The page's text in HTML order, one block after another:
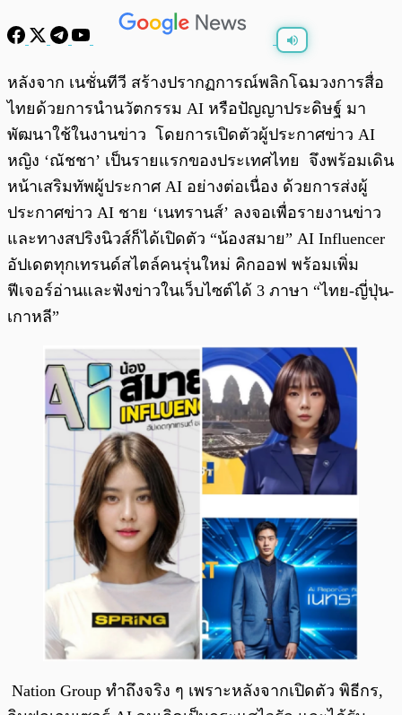
พร้อมเล่น
หลังจาก เนชั่นทีวี สร้างปรากฏการณ์พลิกโฉมวงการสื่อ
ไทยด้วยการนำนวัตกรรม AI หรือปัญญาประดิษฐ์ มา
พัฒนาใช้ในงานข่าว โดยการเปิดตัวผู้ประกาศข่าว AI
หญิง ‘ณัชชา’ เป็นรายแรกของประเทศไทย จึงพร้อมเดิน
หน้าเสริมทัพผู้ประกาศ AI อย่างต่อเนื่อง ด้วยการส่งผู้
ประกาศข่าว AI ชาย ‘เนทรานส์’ ลงจอเพื่อรายงานข่าว
และทางสปริงนิวส์ก็ได้เปิดตัว “น้องสมาย” AI Influencer
อัปเดตทุกเทรนด์สไตล์คนรุ่นใหม่ คิกออฟ พร้อมเพิ่ม
ฟีเจอร์อ่านและฟังข่าวในเว็บไซต์ได้ 3 ภาษา “ไทย-ญี่ปุ่น-
เกาหลี”
Nation Group ทำถึงจริง ๆ เพราะหลังจากเปิดตัว พิธีกร,